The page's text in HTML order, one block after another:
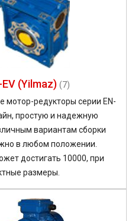
(Yilmaz) (7)
мотор-редукторы серии EN-
простую и надежную
вариантам сборки
в любом положении.
достигать 10000, при
размеры.